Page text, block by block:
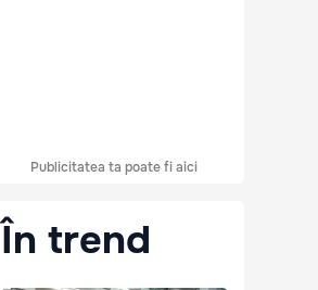
Publicitatea ta poate fi aici
În trend